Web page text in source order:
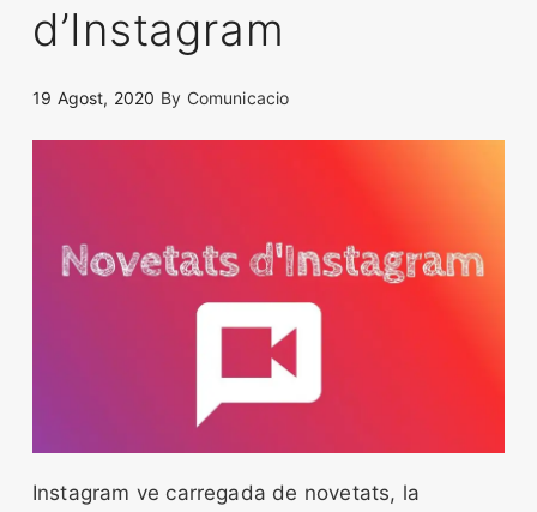
d’Instagram
19 Agost, 2020 By Comunicacio
Instagram ve carregada de novetats, la